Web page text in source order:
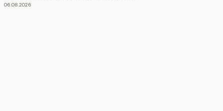
06.08.2026